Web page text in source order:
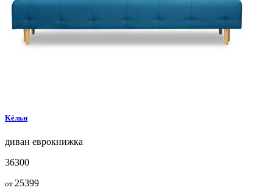
Kёльн
диван еврокнижка
36300
от 25399